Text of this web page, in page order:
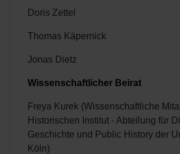
Doris Zettel
Thomas Käpernick
Jonas Dietz
Wissenschaftlicher Beirat
Freya Kurek (Wissenschaftliche
Historischen Institut - Abteilung für
Geschichte und Public History der
Köln)